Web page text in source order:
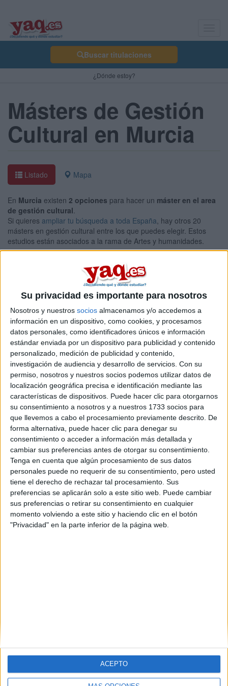
Su privacidad es importante para nosotros
Nosotros y nuestros socios almacenamos y/o accedemos a
información en un dispositivo, como cookies, y procesamos
datos personales, como identificadores únicos e información
estándar enviada por un dispositivo para publicidad y contenido
personalizado, medición de publicidad y contenido,
investigación de audiencia y desarrollo de servicios. Con su
permiso, nosotros y nuestros socios podemos utilizar datos de
localización geográfica precisa e identificación mediante las
características de dispositivos. Puede hacer clic para otorgarnos
su consentimiento a nosotros y a nuestros 1733 socios para
que llevemos a cabo el procesamiento previamente descrito. De
forma alternativa, puede hacer clic para denegar su
consentimiento o acceder a información más detallada y
cambiar sus preferencias antes de otorgar su consentimiento.
Tenga en cuenta que algún procesamiento de sus datos
personales puede no requerir de su consentimiento, pero usted
tiene el derecho de rechazar tal procesamiento. Sus
preferencias se aplicarán solo a este sitio web. Puede cambiar
sus preferencias o retirar su consentimiento en cualquier
momento volviendo a este sitio y haciendo clic en el botón
"Privacidad" en la parte inferior de la página web.
ACEPTO
Buscar titulaciones
¿Dónde estoy?
Másters de Gestión
Cultural en Murcia
Listado Mapa
En Murcia existen 2 opciones para hacer un máster en el area
de gestión cultural.
Si quieres ampliar tu búsqueda a toda España, hay otros 20
másters en gestión cultural entre los que puedes elegir. Estos
estudios están asociados a la rama de Artes y humanidades.
y Museos: Patrimonio, Identidad y Mediación
UNIVERSIDAD DE MURCIA (Universidad Pública)
Tipo: Máster
Pídeles información ¡GRATIS!
Presencial |
Máster Universitario en
Producción y Gestión Artística
UNIVERSIDAD DE MURCIA (Universidad Pública)
Tipo: Máster
Pídeles información ¡GRATIS!
Seleccionar por provincia
Barcelona (5)
Cuenca(1)
Girona(1)
Lugo(1)
Madrid(5)
Murcia(2)
La Rioja(1)